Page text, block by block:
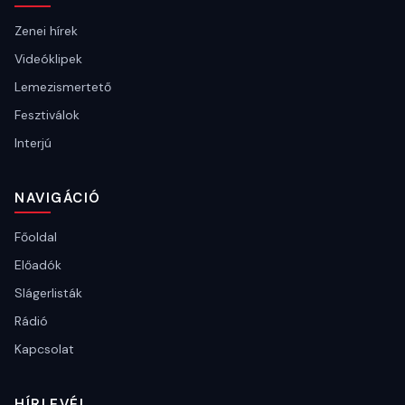
Zenei hírek
Videóklipek
Lemezismertető
Fesztiválok
Interjú
NAVIGÁCIÓ
Főoldal
Előadók
Slágerlisták
Rádió
Kapcsolat